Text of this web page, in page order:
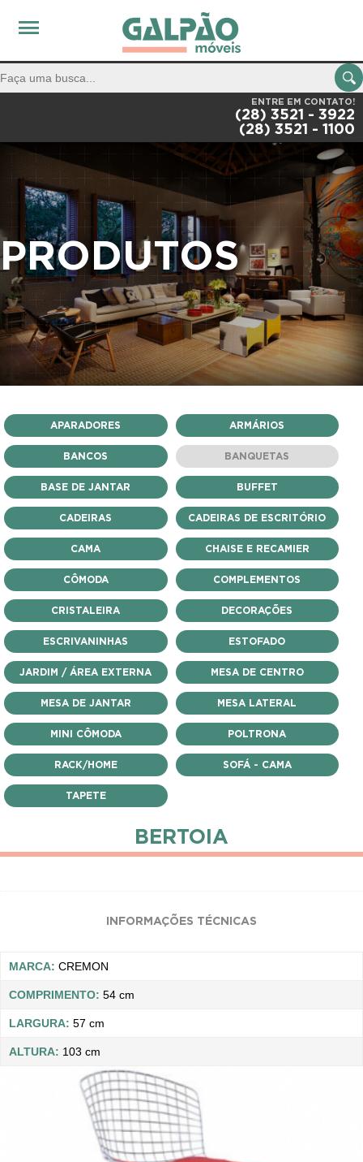
ENTRE EM CONTATO!
(28) 3521 - 3922
(28) 3521 - 1100
PRODUTOS
APARADORES ARMÁRIOS
BANCOS BANQUETAS
BASE DE JANTAR BUFFET
CADEIRAS CADEIRAS DE ESCRITÓRIO
CAMA CHAISE E RECAMIER
CÔMODA COMPLEMENTOS
CRISTALEIRA DECORAÇÕES
ESCRIVANINHAS ESTOFADO
JARDIM / ÁREA EXTERNA MESA DE CENTRO
MESA DE JANTAR MESA LATERAL
MINI CÔMODA POLTRONA
RACK/HOME SOFÁ - CAMA
TAPETE
BERTOIA
INFORMAÇÕES TÉCNICAS
MARCA: CREMON
COMPRIMENTO: 54 cm
LARGURA: 57 cm
ALTURA: 103 cm